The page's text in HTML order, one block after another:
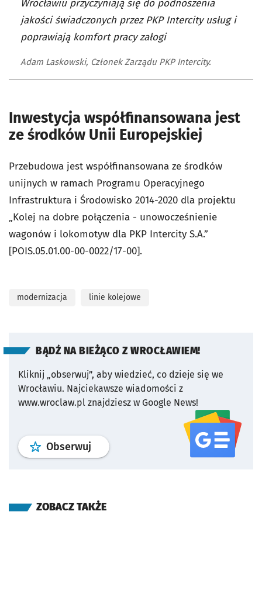
Wrocławiu przyczyniają się do podnoszenia
jakości świadczonych przez PKP Intercity usług i
poprawiają komfort pracy załogi
Adam Laskowski, Członek Zarządu PKP Intercity.
Inwestycja współfinansowana jest
ze środków Unii Europejskiej
Przebudowa jest współfinansowana ze środków
unijnych w ramach Programu Operacyjnego
Infrastruktura i Środowisko 2014-2020 dla projektu
„Kolej na dobre połączenia - unowocześnienie
wagonów i lokomotyw dla PKP Intercity S.A.”
[POIS.05.01.00-00-0022/17-00].
modernizacja linie kolejowe
BĄDŹ NA BIEŻĄCO Z WROCŁAWIEM!
Kliknij „obserwuj”, aby wiedzieć, co dzieje się we
Wrocławiu. Najciekawsze wiadomości z
www.wroclaw.pl znajdziesz w Google News!
Obserwuj profil serwisu
ZOBACZ TAKŻE